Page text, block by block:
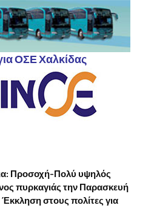
ΟΣΕ Χαλκίδας
Προσοχή-Πολύ υψηλός
πυρκαγιάς την Παρασκευή
στους πολίτες για